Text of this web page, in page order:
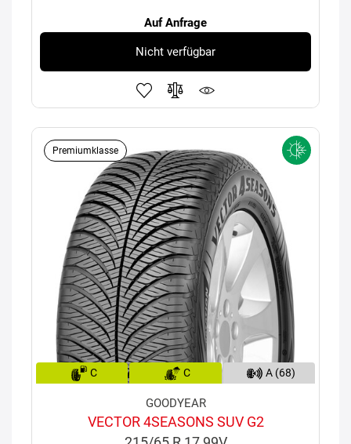
Auf Anfrage
Nicht verfügbar
Premiumklasse
C C A (68)
GOODYEAR
VECTOR 4SEASONS SUV G2